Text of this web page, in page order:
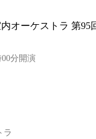
オーケストラ 第
分開演
ラ